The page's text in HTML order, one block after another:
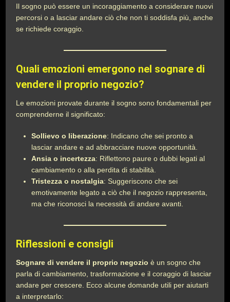
Il sogno può essere un incoraggiamento a considerare nuovi
percorsi o a lasciar andare ciò che non ti soddisfa più, anche
se richiede coraggio.
Quali emozioni emergono nel sognare di
vendere il proprio negozio?
Le emozioni provate durante il sogno sono fondamentali per
comprenderne il significato:
Sollievo o liberazione: Indicano che sei pronto a
lasciar andare e ad abbracciare nuove opportunità.
Ansia o incertezza: Riflettono paure o dubbi legati al
cambiamento o alla perdita di stabilità.
Tristezza o nostalgia: Suggeriscono che sei
emotivamente legato a ciò che il negozio rappresenta,
ma che riconosci la necessità di andare avanti.
Riflessioni e consigli
Sognare di vendere il proprio negozio è un sogno che
parla di cambiamento, trasformazione e il coraggio di lasciar
andare per crescere. Ecco alcune domande utili per aiutarti
a interpretarlo: